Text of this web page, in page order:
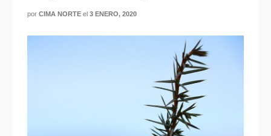
por CIMA NORTE el 3 ENERO, 2020